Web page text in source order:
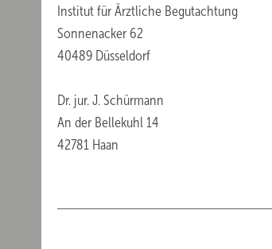
Institut für Ärztliche Begutachtung
Sonnenacker 62
40489 Düsseldorf
Dr. jur. J. Schürmann
An der Bellekuhl 14
42781 Haan